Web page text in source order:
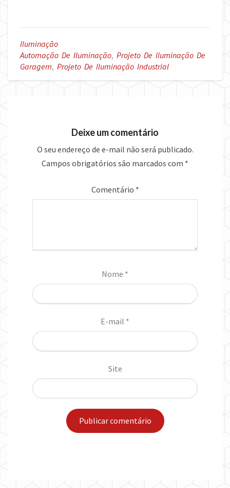
Iluminação
Automação De Iluminação, Projeto De Iluminação De
Garagem, Projeto De Iluminação Industrial
Deixe um comentário
O seu endereço de e-mail não será publicado.
Campos obrigatórios são marcados com *
Comentário *
Nome *
E-mail *
Site